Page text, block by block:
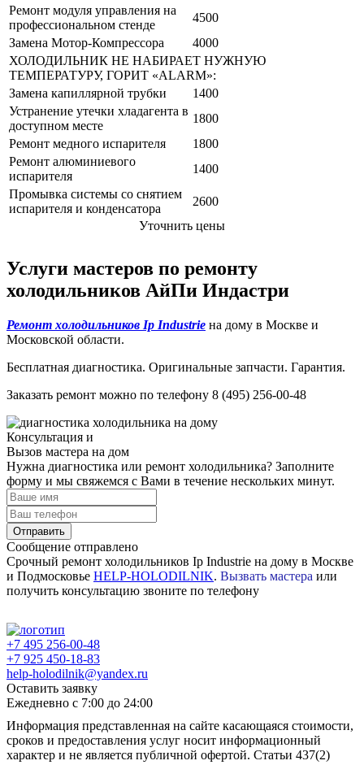
Ремонт модуля управления на
профессиональном стенде
4500
Замена Мотор-Компрессора
4000
ХОЛОДИЛЬНИК НЕ НАБИРАЕТ НУЖНУЮ
ТЕМПЕРАТУРУ, ГОРИТ «ALARM»:
Замена капиллярной трубки
1400
Устранение утечки хладагента в
доступном месте
1800
Ремонт медного испарителя
1800
Ремонт алюминиевого
испарителя
1400
Промывка системы со снятием
испарителя и конденсатора
2600
Уточнить цены
Услуги мастеров по ремонту
холодильников АйПи Индастри
Ремонт холодильников Ip Industrie на дому в Москве и
Московской области.
Бесплатная диагностика. Оригинальные запчасти. Гарантия.
Заказать ремонт можно по телефону 8 (495) 256-00-48
Консультация и
Вызов мастера на дом
Нужна диагностика или ремонт холодильника? Заполните
форму и мы свяжемся с Вами в течение нескольких минут.
Отправить
Сообщение отправлено
Срочный ремонт холодильников Ip Industrie на дому в Москве
и Подмосковье HELP-HOLODILNIK. Вызвать мастера или
получить консультацию звоните по телефону
+7 495 256-00-48
+7 925 450-18-83
help-holodilnik@yandex.ru
Оставить заявку
Ежедневно с 7:00 до 24:00
Информация представленная на сайте касающаяся стоимости,
сроков и предоставления услуг носит информационный
характер и не является публичной офертой. Статьи 437(2)